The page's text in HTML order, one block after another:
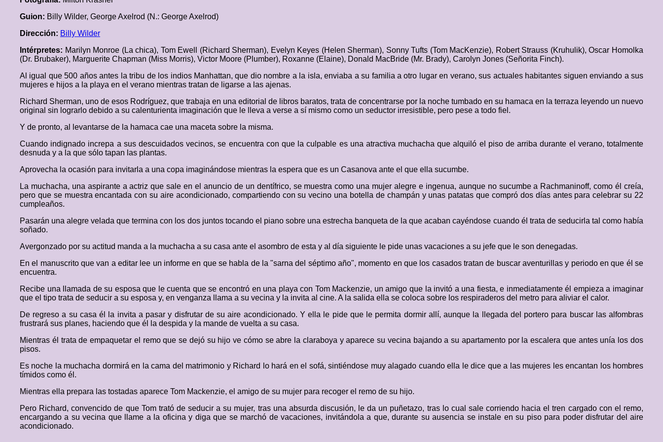
Guion: Billy Wilder, George Axelrod (N.: George Axelrod)
Dirección: Billy Wilder
Intérpretes: Marilyn Monroe (La chica), Tom Ewell (Richard Sherman), Evelyn Keyes (Helen Sherman), Sonny Tufts (Tom MacKenzie), Robert Strauss (Kruhulik), Oscar Homolka
(Dr. Brubaker), Marguerite Chapman (Miss Morris), Victor Moore (Plumber), Roxanne (Elaine), Donald MacBride (Mr. Brady), Carolyn Jones (Señorita Finch).
Al igual que 500 años antes la tribu de los indios Manhattan, que dio nombre a la isla, enviaba a su familia a otro lugar en verano, sus actuales habitantes siguen enviando a sus
mujeres e hijos a la playa en el verano mientras tratan de ligarse a las ajenas.
Richard Sherman, uno de esos Rodríguez, que trabaja en una editorial de libros baratos, trata de concentrarse por la noche tumbado en su hamaca en la terraza leyendo un nuevo
original sin lograrlo debido a su calenturienta imaginación que le lleva a verse a sí mismo como un seductor irresistible, pero pese a todo fiel.
Y de pronto, al levantarse de la hamaca cae una maceta sobre la misma.
Cuando indignado increpa a sus descuidados vecinos, se encuentra con que la culpable es una atractiva muchacha que alquiló el piso de arriba durante el verano, totalmente
desnuda y a la que sólo tapan las plantas.
Aprovecha la ocasión para invitarla a una copa imaginándose mientras la espera que es un Casanova ante el que ella sucumbe.
La muchacha, una aspirante a actriz que sale en el anuncio de un dentífrico, se muestra como una mujer alegre e ingenua, aunque no sucumbe a Rachmaninoff, como él creía,
pero que se muestra encantada con su aire acondicionado, compartiendo con su vecino una botella de champán y unas patatas que compró dos días antes para celebrar su 22
cumpleaños.
Pasarán una alegre velada que termina con los dos juntos tocando el piano sobre una estrecha banqueta de la que acaban cayéndose cuando él trata de seducirla tal como había
soñado.
Avergonzado por su actitud manda a la muchacha a su casa ante el asombro de esta y al día siguiente le pide unas vacaciones a su jefe que le son denegadas.
En el manuscrito que van a editar lee un informe en que se habla de la "sarna del séptimo año", momento en que los casados tratan de buscar aventurillas y periodo en que él se
encuentra.
Recibe una llamada de su esposa que le cuenta que se encontró en una playa con Tom Mackenzie, un amigo que la invitó a una fiesta, e inmediatamente él empieza a imaginar
que el tipo trata de seducir a su esposa y, en venganza llama a su vecina y la invita al cine. A la salida ella se coloca sobre los respiraderos del metro para aliviar el calor.
De regreso a su casa él la invita a pasar y disfrutar de su aire acondicionado. Y ella le pide que le permita dormir allí, aunque la llegada del portero para buscar las alfombras
frustrará sus planes, haciendo que él la despida y la mande de vuelta a su casa.
Mientras él trata de empaquetar el remo que se dejó su hijo ve cómo se abre la claraboya y aparece su vecina bajando a su apartamento por la escalera que antes unía los dos
pisos.
Es noche la muchacha dormirá en la cama del matrimonio y Richard lo hará en el sofá, sintiéndose muy alagado cuando ella le dice que a las mujeres les encantan los hombres
tímidos como él.
Mientras ella prepara las tostadas aparece Tom Mackenzie, el amigo de su mujer para recoger el remo de su hijo.
Pero Richard, convencido de que Tom trató de seducir a su mujer, tras una absurda discusión, le da un puñetazo, tras lo cual sale corriendo hacia el tren cargado con el remo,
encargando a su vecina que llame a la oficina y diga que se marchó de vacaciones, invitándola a que, durante su ausencia se instale en su piso para poder disfrutar del aire
acondicionado.